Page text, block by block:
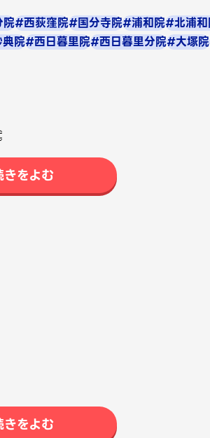
#西荻窪院#国分寺院#浦和院#北浦
院#西日暮里院#西日暮里分院#大塚院
きをよむ
きをよむ